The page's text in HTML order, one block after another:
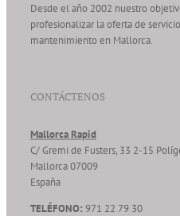
Desde el año 2002 nuestro
profesionalizar la oferta de
mantenimiento en Mallorca.
CONTÁCTENOS
Mallorca Rapid
C/ Gremi de Fusters, 33 2-15
Mallorca07009
España
TELÉFONO: 971 22 79 30